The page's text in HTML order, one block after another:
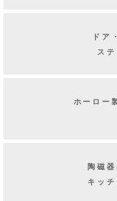
ドア
ス
ホーロー
陶磁
キッ